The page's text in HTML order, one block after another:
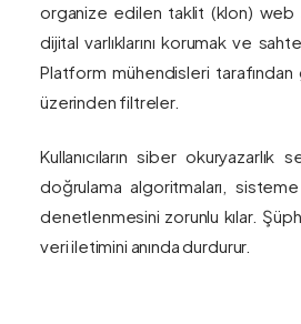
organize edilen taklit (klon) web
dijital varlıklarını korumak ve
Platform mühendisleri
üzerinden filtreler.
Kullanıcıların siber
doğrulama algoritmaları,
denetlenmesini zorunlu kılar.
veri iletimini anında durdurur.